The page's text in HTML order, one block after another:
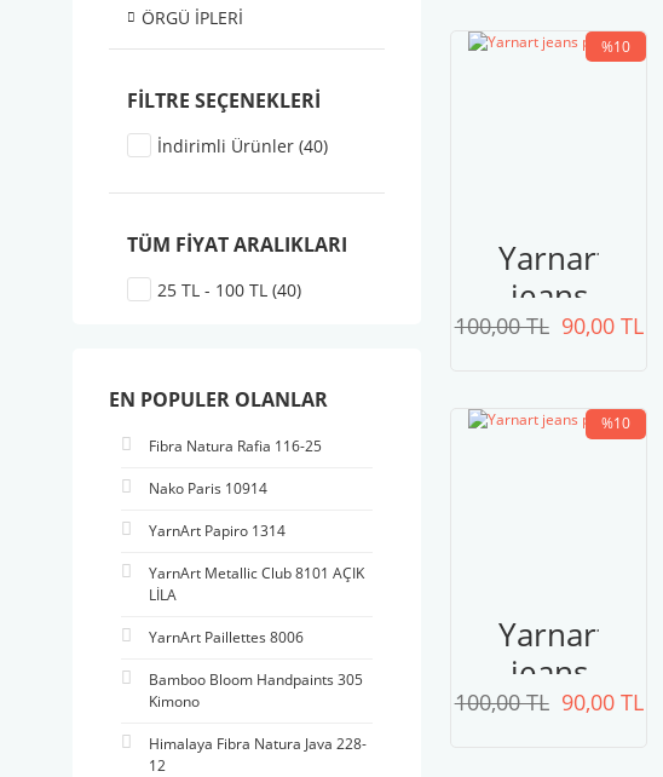
ÖRGÜ İPLERİ
FILTRE SEÇENEKLERI
İndirimli Ürünler (40)
TÜM FIYAT ARALIKLARI
25 TL - 100 TL (40)
EN POPULER OLANLAR
Fibra Natura Rafia 116-25
Nako Paris 10914
YarnArt Papiro 1314
YarnArt Metallic Club 8101 AÇIK
LİLA
YarnArt Paillettes 8006
Bamboo Bloom Handpaints 305
Kimono
Himalaya Fibra Natura Java 228-
12
%10
Yarnart
jeans
plus90,00 TL
100,00 TL
%10
Yarnart
jeans
plus90,00 TL
100,00 TL